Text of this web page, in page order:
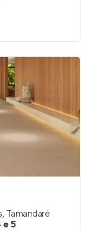
, Tamandaré
e 5